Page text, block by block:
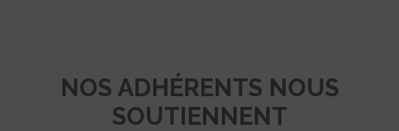
NOS ADHÉRENTS NOUS
SOUTIENNENT